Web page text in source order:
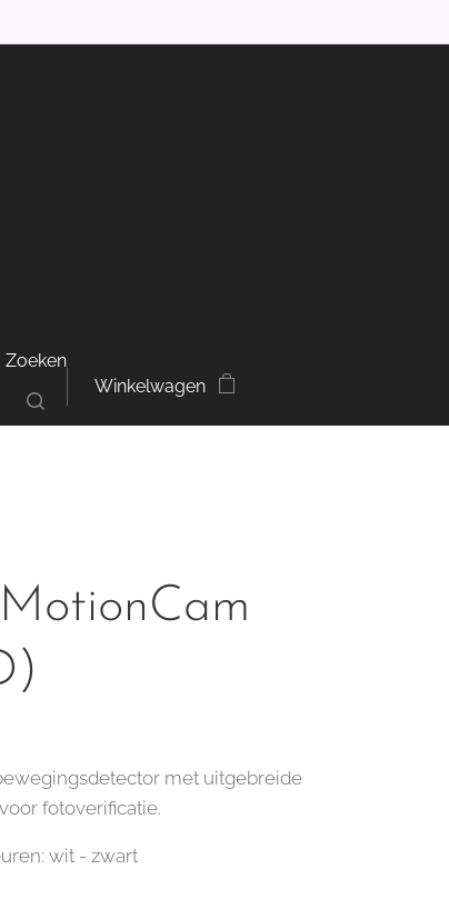
Zoeken
Winkelwagen
met uitgebreide
fotoverificatie.
wit - zwart